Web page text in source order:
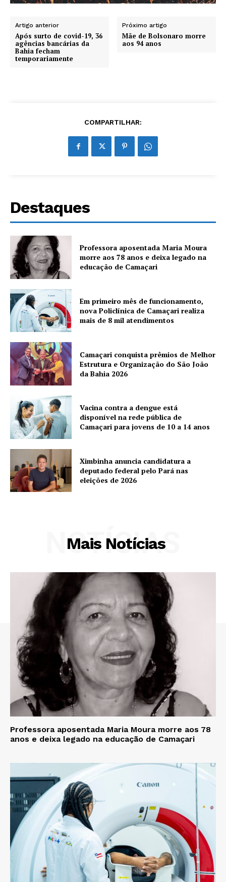
Artigo anterior
Após surto de covid-19, 36
agências bancárias da
Bahia fecham
temporariamente
Próximo artigo
Mãe de Bolsonaro morre
aos 94 anos
COMPARTILHAR:
Destaques
Professora aposentada Maria Moura
morre aos 78 anos e deixa legado na
educação de Camaçari
Em primeiro mês de funcionamento,
nova Policlínica de Camaçari realiza
mais de 8 mil atendimentos
Camaçari conquista prêmios de Melhor
Estrutura e Organização do São João
da Bahia 2026
Vacina contra a dengue está
disponível na rede pública de
Camaçari para jovens de 10 a 14 anos
Ximbinha anuncia candidatura a
deputado federal pelo Pará nas
eleições de 2026
Mais Notícias
NOTÍCIAS
Professora aposentada Maria Moura morre aos 78
anos e deixa legado na educação de Camaçari